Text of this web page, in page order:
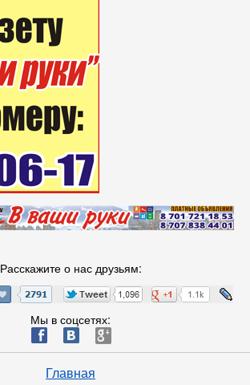
Расскажите о нас друзьям:
Мы в соцсетях:
ä æ è
Главная